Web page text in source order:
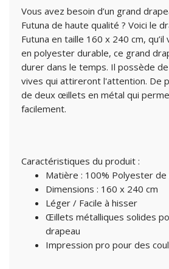
Vous avez besoin d’un grand
Futuna de haute qualité ? Voici le
Futuna en taille 160 x 240 cm,
en polyester durable, ce grand
durer dans le temps. Il possède
vives qui attireront l'attention. De
de deux œillets en métal qui
facilement.
Caractéristiques du produit :
Matière : 100% Polyester de
Dimensions : 160 x 240 cm
Léger / Facile à hisser
Œillets métalliques solides
drapeau
Impression pro pour des